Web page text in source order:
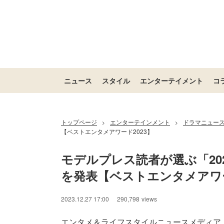
ニュース スタイル エンターテイメント コ
トップページ > エンターテインメント >
ドラマニュー
【ベストエンタメアワード2023】
モデルプレス読者が選ぶ「
を発表【ベストエンタメア
2023.12.27 17:00 290,798 views